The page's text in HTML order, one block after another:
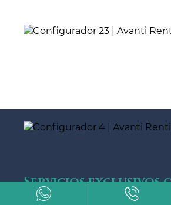
Servicios exclusivos
renting Cupra en